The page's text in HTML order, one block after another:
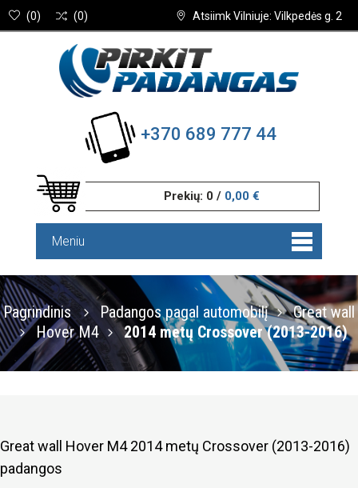
Atsiimk Vilniuje: Vilkpedės g. 2
(0) (0)
+370 689 777 44
Prekių: 0 / 0,00 €
Meniu
Pagrindinis Padangos pagal automobilį
Great wall
Hover M4
2014 metų Crossover (2013-2016)
Great wall Hover M4 2014 metų Crossover (2013-2016)
padangos